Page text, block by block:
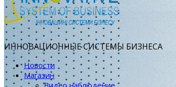
ИННОВАЦИОННЫЕ СИСТЕМЫ БИЗНЕСА
Новости
Магазин
Видео наблюдение